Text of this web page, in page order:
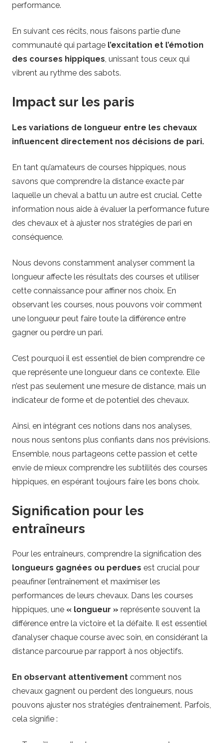
performance.
En suivant ces récits, nous faisons partie d’une
communauté qui partage l’excitation et l’émotion
des courses hippiques, unissant tous ceux qui
vibrent au rythme des sabots.
Impact sur les paris
Les variations de longueur entre les chevaux
influencent directement nos décisions de pari.
En tant qu’amateurs de courses hippiques, nous
savons que comprendre la distance exacte par
laquelle un cheval a battu un autre est crucial. Cette
information nous aide à évaluer la performance future
des chevaux et à ajuster nos stratégies de pari en
conséquence.
Nous devons constamment analyser comment la
longueur affecte les résultats des courses et utiliser
cette connaissance pour affiner nos choix. En
observant les courses, nous pouvons voir comment
une longueur peut faire toute la différence entre
gagner ou perdre un pari.
C’est pourquoi il est essentiel de bien comprendre ce
que représente une longueur dans ce contexte. Elle
n’est pas seulement une mesure de distance, mais un
indicateur de forme et de potentiel des chevaux.
Ainsi, en intégrant ces notions dans nos analyses,
nous nous sentons plus confiants dans nos prévisions.
Ensemble, nous partageons cette passion et cette
envie de mieux comprendre les subtilités des courses
hippiques, en espérant toujours faire les bons choix.
Signification pour les
entraîneurs
Pour les entraîneurs, comprendre la signification des
longueurs gagnées ou perdues est crucial pour
peaufiner l’entraînement et maximiser les
performances de leurs chevaux. Dans les courses
hippiques, une « longueur » représente souvent la
différence entre la victoire et la défaite. Il est essentiel
d’analyser chaque course avec soin, en considérant la
distance parcourue par rapport à nos objectifs.
En observant attentivement comment nos
chevaux gagnent ou perdent des longueurs, nous
pouvons ajuster nos stratégies d’entraînement. Parfois,
cela signifie :